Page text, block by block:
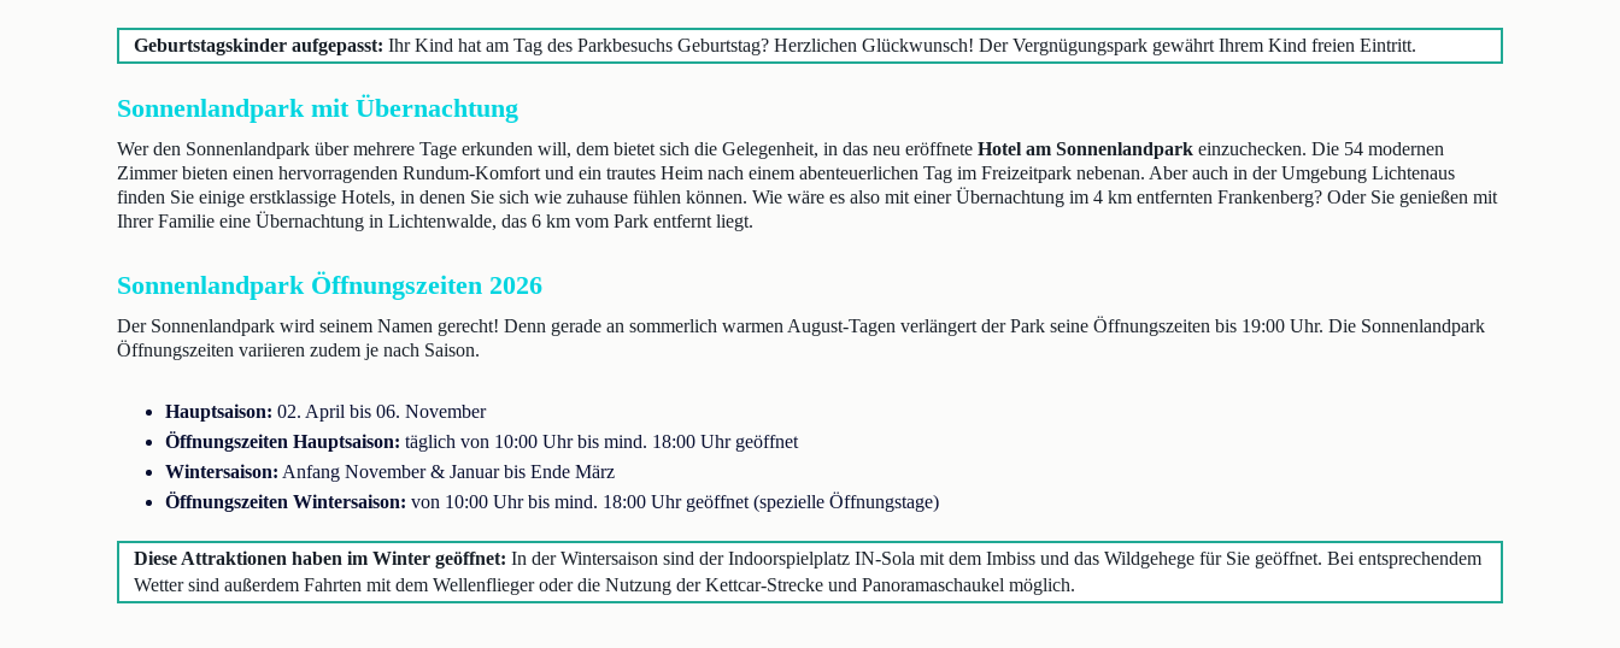
Geburtstagskinder aufgepasst: Ihr Kind hat am Tag des Parkbesuchs Geburtstag? Herzlichen Glückwunsch! Der Vergnügungspark gewährt Ihrem Kind freien Eintritt.
Sonnenlandpark mit Übernachtung
Wer den Sonnenlandpark über mehrere Tage erkunden will, dem bietet sich die Gelegenheit, in das neu eröffnete Hotel am Sonnenlandpark einzuchecken. Die 54 modernen
Zimmer bieten einen hervorragenden Rundum-Komfort und ein trautes Heim nach einem abenteuerlichen Tag im Freizeitpark nebenan. Aber auch in der Umgebung Lichtenaus
finden Sie einige erstklassige Hotels, in denen Sie sich wie zuhause fühlen können. Wie wäre es also mit einer Übernachtung im 4 km entfernten Frankenberg? Oder Sie genießen mit
Ihrer Familie eine Übernachtung in Lichtenwalde, das 6 km vom Park entfernt liegt.
Sonnenlandpark Öffnungszeiten 2026
Der Sonnenlandpark wird seinem Namen gerecht! Denn gerade an sommerlich warmen August-Tagen verlängert der Park seine Öffnungszeiten bis 19:00 Uhr. Die Sonnenlandpark
Öffnungszeiten variieren zudem je nach Saison.
Hauptsaison: 02. April bis 06. November
Öffnungszeiten Hauptsaison: täglich von 10:00 Uhr bis mind. 18:00 Uhr geöffnet
Wintersaison: Anfang November & Januar bis Ende März
Öffnungszeiten Wintersaison: von 10:00 Uhr bis mind. 18:00 Uhr geöffnet (spezielle Öffnungstage)
Diese Attraktionen haben im Winter geöffnet: In der Wintersaison sind der Indoorspielplatz IN-Sola mit dem Imbiss und das Wildgehege für Sie geöffnet. Bei entsprechendem
Wetter sind außerdem Fahrten mit dem Wellenflieger oder die Nutzung der Kettcar-Strecke und Panoramaschaukel möglich.